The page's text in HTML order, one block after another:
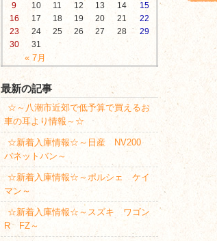
« 7月
9
10 11 12 13 14
15
16
17 18 19 20 21
22
23
24 25 26 27 28
29
30
31
最新の記事
☆～八潮市近郊で低予算で買えるお
車の耳より情報～☆
☆新着入庫情報☆～日産 NV200
バネットバン～
☆新着入庫情報☆～ポルシェ ケイ
マン～
☆新着入庫情報☆～スズキ ワゴン
R FZ～